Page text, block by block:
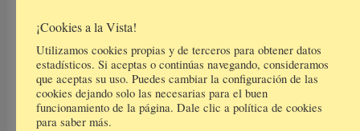
¡Cookies a la Vista!
Utilizamos cookies propias y de terceros para obtener datos
estadísticos. Si aceptas o continúas navegando, consideramos
que aceptas su uso. Puedes cambiar la configuración de las
cookies dejando solo las necesarias para el buen
funcionamiento de la página. Dale clic a política de cookies
para saber más.